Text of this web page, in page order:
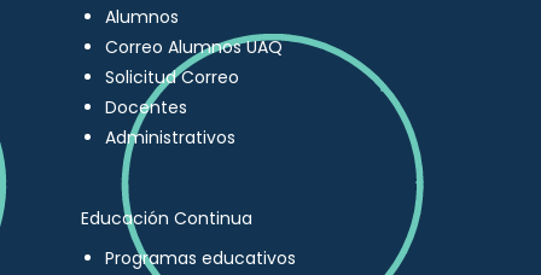
Alumnos
Correo Alumnos UAQ
Solicitud Correo
Docentes
Administrativos
Educación Continua
Programas educativos